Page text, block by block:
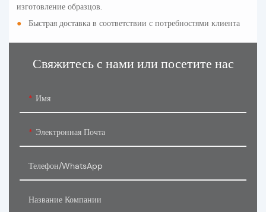
изготовление образцов.
●
Быстрая доставка в соответствии с потребностями клиента
Свяжитесь с нами или посетите нас
Имя
Электронная Почта
Телефон/WhatsApp
Название Компании